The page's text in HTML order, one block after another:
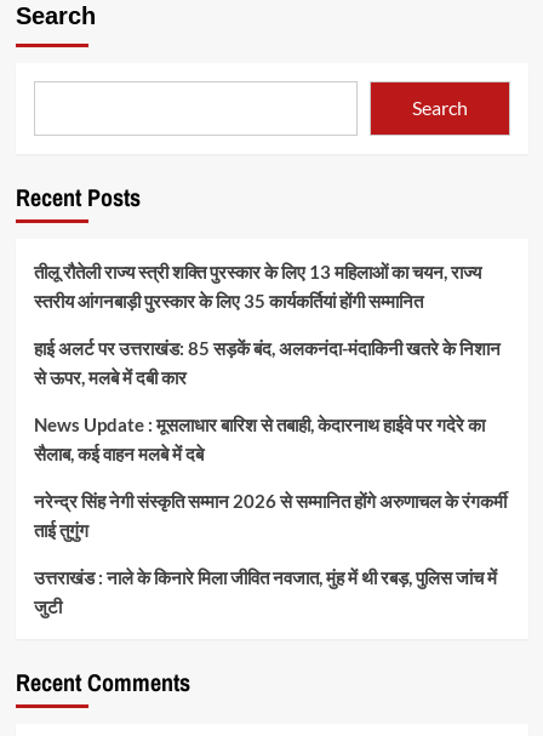
Search
Search
Recent Posts
तीलू रौतेली राज्य स्त्री शक्ति पुरस्कार के लिए 13 महिलाओं का चयन, राज्य
स्तरीय आंगनबाड़ी पुरस्कार के लिए 35 कार्यकर्तियां होंगी सम्मानित
हाई अलर्ट पर उत्तराखंड: 85 सड़कें बंद, अलकनंदा-मंदाकिनी खतरे के निशान
से ऊपर, मलबे में दबी कार
News Update : मूसलाधार बारिश से तबाही, केदारनाथ हाईवे पर गदेरे का
सैलाब, कई वाहन मलबे में दबे
नरेन्द्र सिंह नेगी संस्कृति सम्मान 2026 से सम्मानित होंगे अरुणाचल के रंगकर्मी
ताई तुगुंग
उत्तराखंड : नाले के किनारे मिला जीवित नवजात, मुंह में थी रबड़, पुलिस जांच में
जुटी
Recent Comments